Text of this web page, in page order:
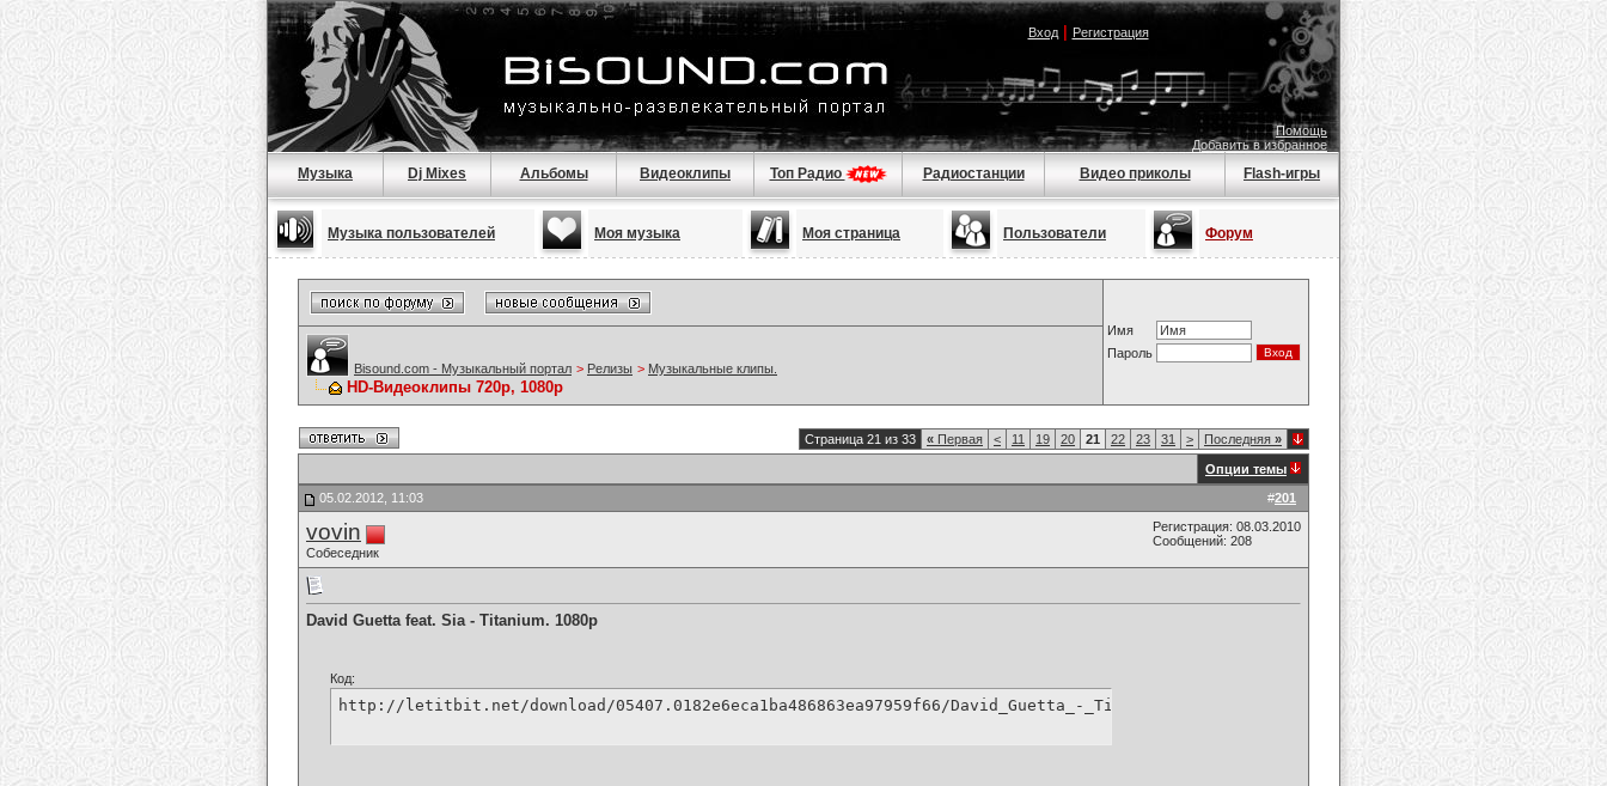
Вход| Регистрация
Помощь
Добавить в избранное
Музыка Dj Mixes Альбомы Видеоклипы Топ Радио Радиостанции Видео приколы Flash-игры
Музыка пользователей Моя музыка Моя страница Пользователи Форум
Имя
Пароль
Bisound.com - Музыкальный портал > Релизы > Музыкальные клипы.
HD-Видеоклипы 720p, 1080p
Страница 21 из 33 « Первая < 11 19 20 21 22 23 31 > Последняя »
Опции темы
#201
05.02.2012, 11:03
vovin
Собеседник
Регистрация: 08.03.2010
Сообщений: 208
David Guetta feat. Sia - Titanium. 1080p
Код:
http://letitbit.net/download/05407.0182e6eca1ba486863ea97959f66/David_Guetta_-_Titanium_ft._Sia.mp4.html